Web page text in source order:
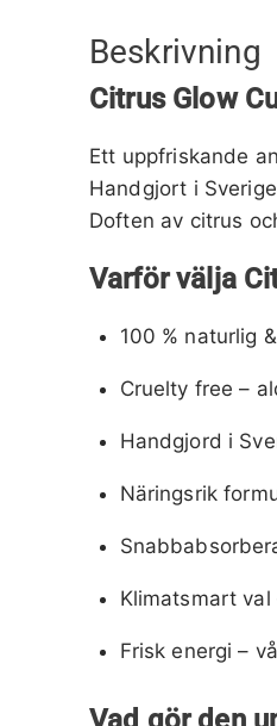
Beskrivning
Citrus Glow
Ett uppfriskande
Handgjort i
Doften av citrus
Varför välja
100 % naturlig
Cruelty free –
Handgjord i
Näringsrik
Klimatsmart
Frisk energi –